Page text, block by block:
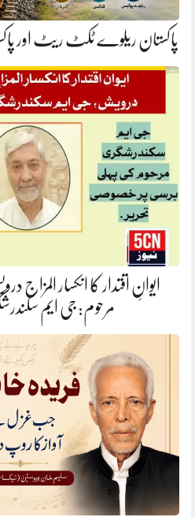
پاکستان ریلوے ٹکٹ ریٹ اور
ایوانِ اقتدار کا انکسار
مرحوم: جی ایم